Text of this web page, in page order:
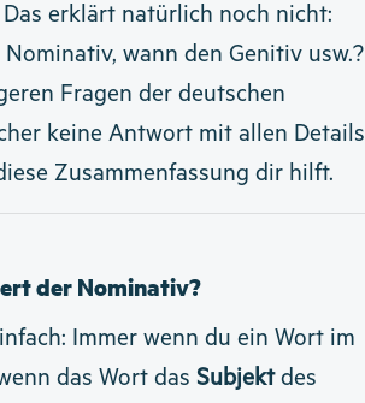
erklärt natürlich noch nicht:
wann den Genitiv usw.?
Fragen der deutschen
keine Antwort mit allen Details
Zusammenfassung dir hilft.
der Nominativ?
Immer wenn du ein Wort im
das Wort das Subjektdes